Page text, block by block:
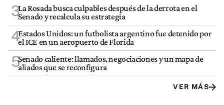
3La Rosada busca culpables después de la derrota en el
Senado y recalcula su estrategia
4Estados Unidos: un futbolista argentino fue detenido por
el ICE en un aeropuerto de Florida
5Senado caliente: llamados, negociaciones y un mapa de
aliados que se reconfigura
VER MÁS